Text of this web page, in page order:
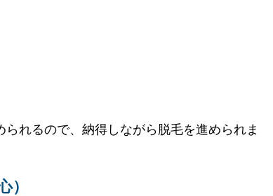
れるので、納得しながら脱毛を進められま
）